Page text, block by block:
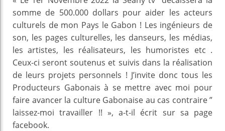
somme de 500.000 dollars pour aider les acteurs
culturels de mon Pays le Gabon ! Les ingénieurs de
son, les pages culturelles, les danseurs, les médias,
les artistes, les réalisateurs, les humoristes etc .
Ceux-ci seront soutenus et suivis dans la réalisation
de leurs projets personnels ! J’invite donc tous les
Producteurs Gabonais à se mettre avec moi pour
faire avancer la culture Gabonaise au cas contraire ”
laissez-moi travailler !! », a-t-il écrit sur sa page
facebook.